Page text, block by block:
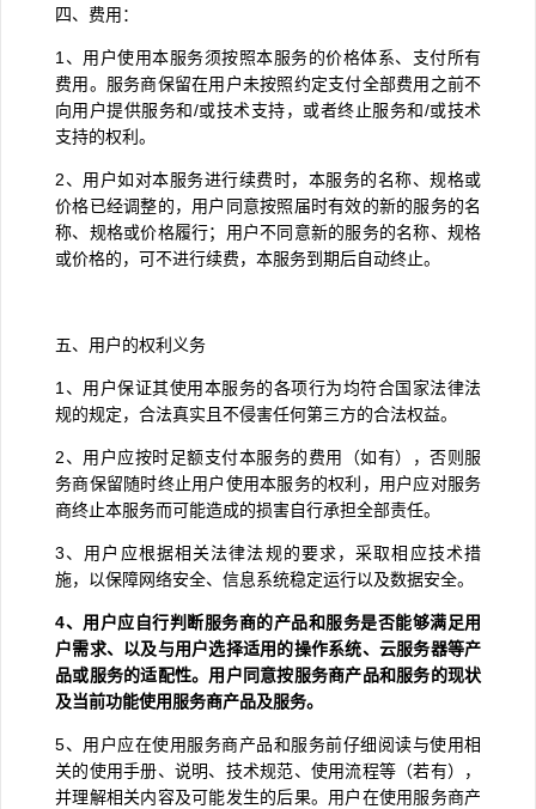
四、费用：
1 、用户使用本服务须按照本服务的价格体系、支付所有
费用。服务商保留在用户未按照约定支付全部费用之前不
向用户提供服务和/或技术支持，或者终止服务和/或技术
支持的权利。
2、用户如对本服务进行续费时，本服务的名称、规格或
价格已经调整的，用户同意按照届时有效的新的服务的名
称、规格或价格履行；用户不同意新的服务的名称、规格
或价格的，可不进行续费，本服务到期后自动终止。
五、用户的权利义务
1 、用户保证其使用本服务的各项行为均符合国家法律法
规的规定，合法真实且不侵害任何第三方的合法权益。
2、用户应按时足额支付本服务的费用（如有），否则服
务商保留随时终止用户使用本服务的权利，用户应对服务
商终止本服务而可能造成的损害自行承担全部责任。
3、用户应根据相关法律法规的要求，采取相应技术措
施，以保障网络安全、信息系统稳定运行以及数据安全。
4、用户应自行判断服务商的产品和服务是否能够满足用
户需求、以及与用户选择适用的操作系统、云服务器等产
品或服务的适配性。用户同意按服务商产品和服务的现状
及当前功能使用服务商产品及服务。
5、用户应在使用服务商产品和服务前仔细阅读与使用相
关的使用手册、说明、技术规范、使用流程等（若有），
并理解相关内容及可能发生的后果。用户在使用服务商产